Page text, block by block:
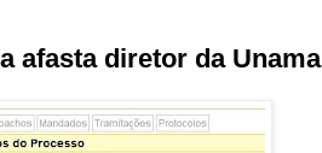
afasta diretor da Unama